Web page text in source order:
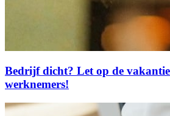
Bedrijf dicht? Let op de
werknemers!